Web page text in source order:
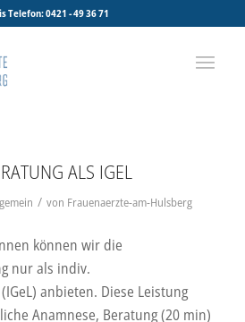
Telefon: 0421 - 49 36 71
ALS IGEL
/ von Frauenaerzte-am-Hulsberg
können wir die
nur als indiv.
anbieten. Diese Leistung
Anamnese, Beratung (20 min)